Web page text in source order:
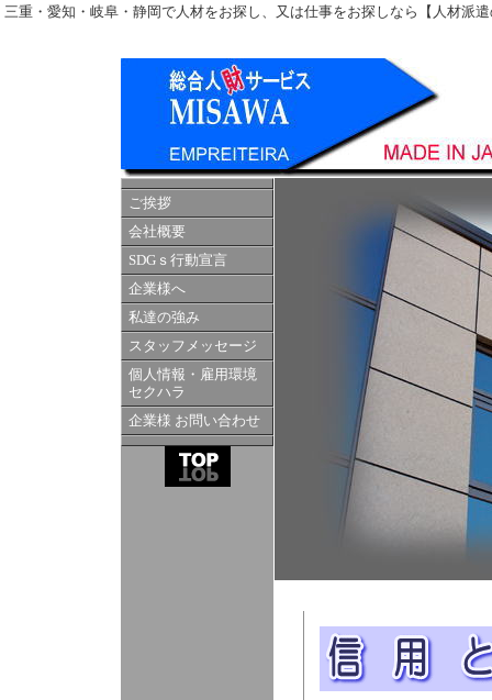
三重・愛知・岐阜・静岡で人材をお探し、又は仕事をお探しなら【人材
ご挨拶
会社概要
SDGｓ行動宣言
企業様へ
私達の強み
スタッフメッセージ
個人情報・雇用環境
セクハラ
企業様 お問い合わせ